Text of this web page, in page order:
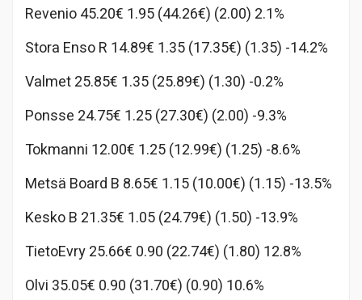
Revenio 45.20€ 1.95 (44.26€) (2.00) 2.1%
Stora Enso R 14.89€ 1.35 (17.35€) (1.35) -14.2%
Valmet 25.85€ 1.35 (25.89€) (1.30) -0.2%
Ponsse 24.75€ 1.25 (27.30€) (2.00) -9.3%
Tokmanni 12.00€ 1.25 (12.99€) (1.25) -8.6%
Metsä Board B 8.65€ 1.15 (10.00€) (1.15) -13.5%
Kesko B 21.35€ 1.05 (24.79€) (1.50) -13.9%
TietoEvry 25.66€ 0.90 (22.74€) (1.80) 12.8%
Olvi 35.05€ 0.90 (31.70€) (0.90) 10.6%